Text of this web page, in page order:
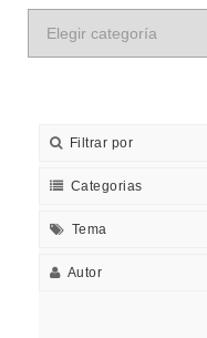
Filtrar por
Categorias
Tema
Autor